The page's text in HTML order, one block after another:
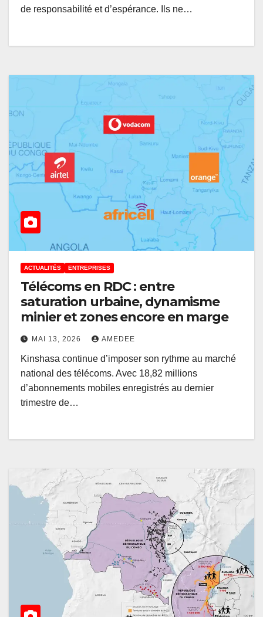
de responsabilité et d’espérance. Ils ne…
ACTUALITÉS ENTREPRISES
Télécoms en RDC : entre
saturation urbaine, dynamisme
minier et zones encore en marge
MAI 13, 2026 AMEDEE
Kinshasa continue d’imposer son rythme au marché
national des télécoms. Avec 18,82 millions
d’abonnements mobiles enregistrés au dernier
trimestre de…